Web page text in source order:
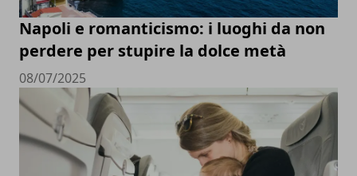
Napoli e romanticismo: i luoghi da non
perdere per stupire la dolce metà
08/07/2025